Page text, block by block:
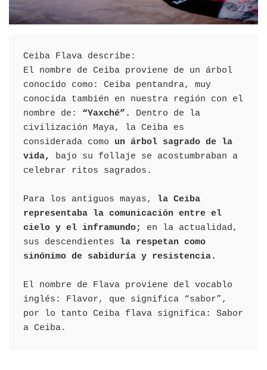
Ceiba Flava describe:
El nombre de Ceiba proviene de un árbol
conocido como: Ceiba pentandra, muy
conocida también en nuestra región con el
nombre de: “Yaxché”. Dentro de la
civilización Maya, la Ceiba es
considerada como un árbol sagrado de la
vida, bajo su follaje se acostumbraban a
celebrar ritos sagrados.
Para los antiguos mayas, la Ceiba
representaba la comunicación entre el
cielo y el inframundo;
en la actualidad,
sus descendientes la respetan como
sinónimo de sabiduría y resistencia.
El nombre de Flava proviene del vocablo
inglés: Flavor, que significa “sabor”,
por lo tanto Ceiba flava significa: Sabor
a Ceiba.